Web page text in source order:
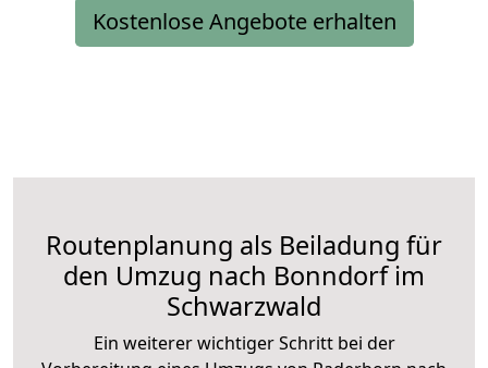
Kostenlose Angebote erhalten
Routenplanung als Beiladung für
den Umzug nach Bonndorf im
Schwarzwald
Ein weiterer wichtiger Schritt bei der